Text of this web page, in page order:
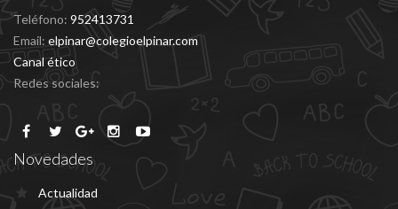
Teléfono: 952413731
Email: elpinar@colegioelpinar.com
Canal ético
Redes sociales:
Novedades
Actualidad